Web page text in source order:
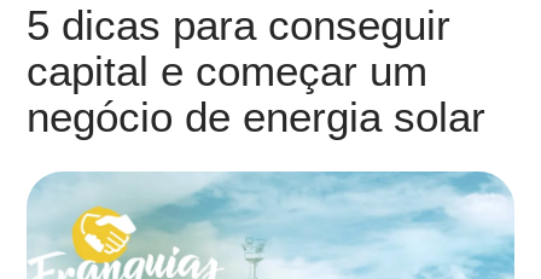
5 dicas para conseguir
capital e começar um
negócio de energia solar